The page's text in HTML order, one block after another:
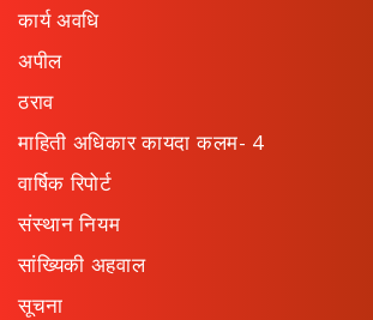
कार्य अवधि
अपील
ठराव
माहिती अधिकार कायदा कलम- 4
वार्षिक रिपोर्ट
संस्थान नियम
सांख्यिकी अहवाल
सूचना